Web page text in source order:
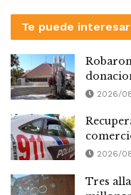
Te puede
2026/
2026/
Tres